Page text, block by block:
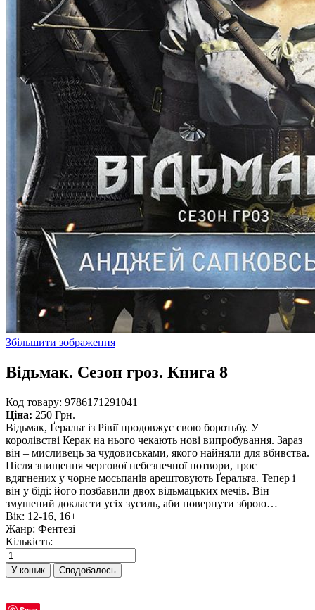
Збільшити зображення
Відьмак. Сезон гроз. Книга 8
Код товару: 9786171291041
Ціна: 250 Грн.
Відьмак, Ґеральт із Рівії продовжує свою боротьбу. У
королівстві Керак на нього чекають нові випробування. Зараз
він – мисливець за чудовиськами, якого найняли для вбивства.
Після знищення чергової небезпечної потвори, троє
вдягнених у чорне мосьпанів арештовують Ґеральта. Тепер і
він у біді: його позбавили двох відьмацьких мечів. Він
змушений докласти усіх зусиль, аби повернути зброю…
Вік: 12-16, 16+
Жанр: Фентезі
Кількість:
Сподобалось